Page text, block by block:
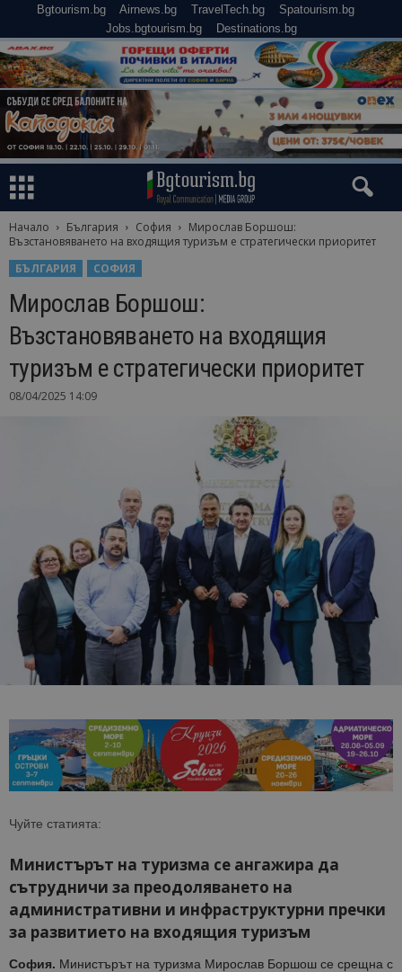
Bgtourism.bg Airnews.bg TravelTech.bg
Spatourism.bg
Jobs.bgtourism.bg
Destinations.bg
Начало България София
Мирослав Боршош:
Възстановяването на входящия туризъм е стратегически приоритет
БЪЛГАРИЯ
СОФИЯ
Мирослав Боршош:
Възстановяването на входящия
туризъм е стратегически приоритет
08/04/2025 14:09
Чуйте статията:
Министърът на туризма се ангажира да
сътрудничи за преодоляването на
административни и инфраструктурни пречки
за развитието на входящия туризъм
София. Министърът на туризма Мирослав Боршош се срещна с